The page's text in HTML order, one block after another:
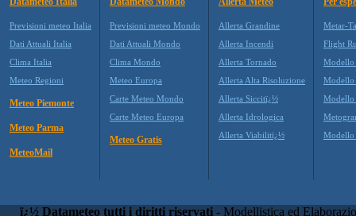
Previsioni meteo Italia
Dati Attuali Italia
Clima Italia
Meteo Regioni
Meteo Piemonte
Meteo Parma
MeteoMail
Previsioni meteo Mondo
Dati Attuali Mondo
Clima Mondo
Meteo Europa
Carte Meteo Mondo
Carte Meteo Europa
Meteo Gratis
Allerta Grandine
Allerta Incendi
Allerta Tornado
Allerta Alta Risoluzione
Allerta Siccitï¿½
Allerta Idrologica
Allerta Viabilitï¿½
Metar-
Flight
Modello
Modello
Modello
Modello
ï¿½ Datameteo tutti i diritti riservati - Modellistica ed